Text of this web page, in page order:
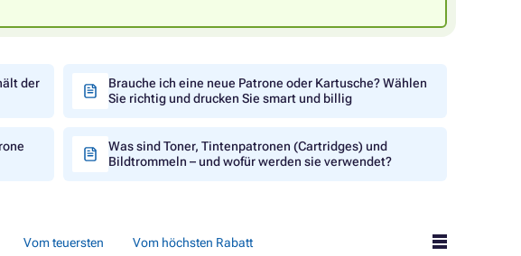
der
Brauche ich eine neue Patrone oder Kartusche? Wählen
Sie richtig und drucken Sie smart und billig
Was sind Toner, Tintenpatronen (Cartridges) und
Bildtrommeln – und wofür werden sie verwendet?
Vom teuersten Vom höchsten Rabatt